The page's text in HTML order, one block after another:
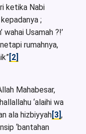
ketika Nabi
;
wahai Usamah ?!’
rumahnya,
[2]
Mahabesar,
‘alaihi wa
ala hizbiyyah[3],
‘bantahan